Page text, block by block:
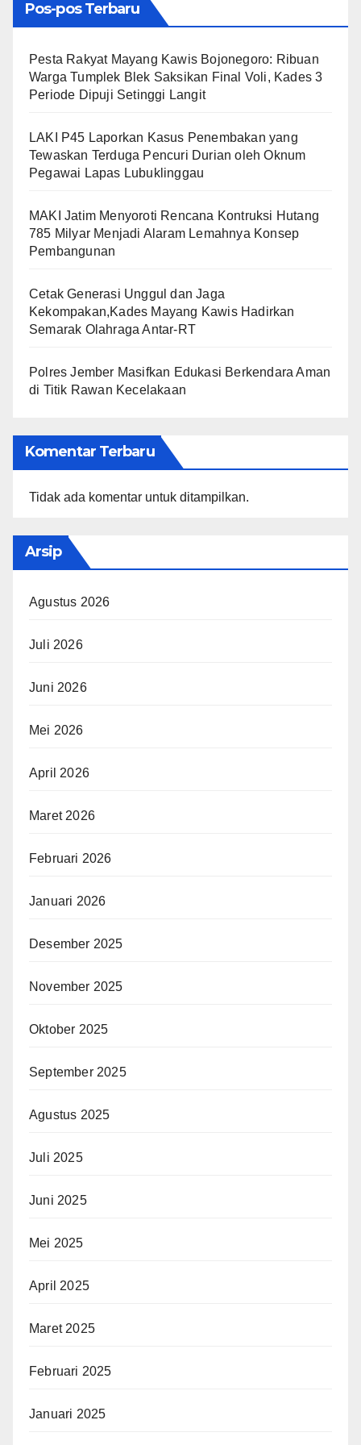
Pos-pos Terbaru
​Pesta Rakyat Mayang Kawis Bojonegoro: Ribuan
Warga Tumplek Blek Saksikan Final Voli, Kades 3
Periode Dipuji Setinggi Langit
LAKI P45 Laporkan Kasus Penembakan yang
Tewaskan Terduga Pencuri Durian oleh Oknum
Pegawai Lapas Lubuklinggau
MAKI Jatim Menyoroti Rencana Kontruksi Hutang
785 Milyar Menjadi Alaram Lemahnya Konsep
Pembangunan
Cetak Generasi Unggul dan Jaga
Kekompakan,Kades Mayang Kawis Hadirkan
Semarak Olahraga Antar-RT
Polres Jember Masifkan Edukasi Berkendara Aman
di Titik Rawan Kecelakaan
Komentar Terbaru
Tidak ada komentar untuk ditampilkan.
Arsip
Agustus 2026
Juli 2026
Juni 2026
Mei 2026
April 2026
Maret 2026
Februari 2026
Januari 2026
Desember 2025
November 2025
Oktober 2025
September 2025
Agustus 2025
Juli 2025
Juni 2025
Mei 2025
April 2025
Maret 2025
Februari 2025
Januari 2025